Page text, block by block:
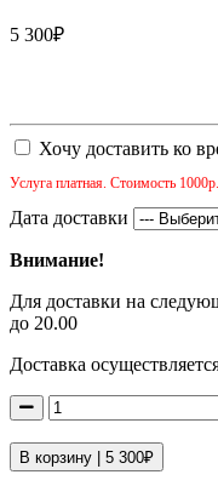
5 300₽
Хочу доставить ко
Услуга платная. Стоимость 1000р.
Дата доставки
Внимание!
Для доставки на
до 20.00
Доставка
В корзину | 5 300₽